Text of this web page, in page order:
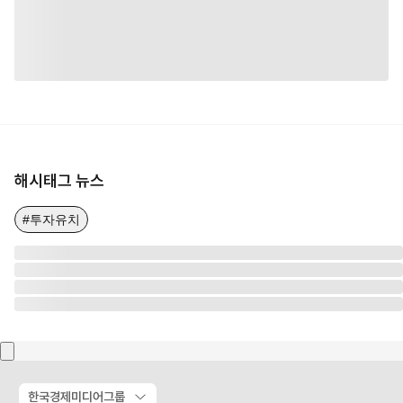
해시태그 뉴스
#투자유치
한국경제미디어그룹